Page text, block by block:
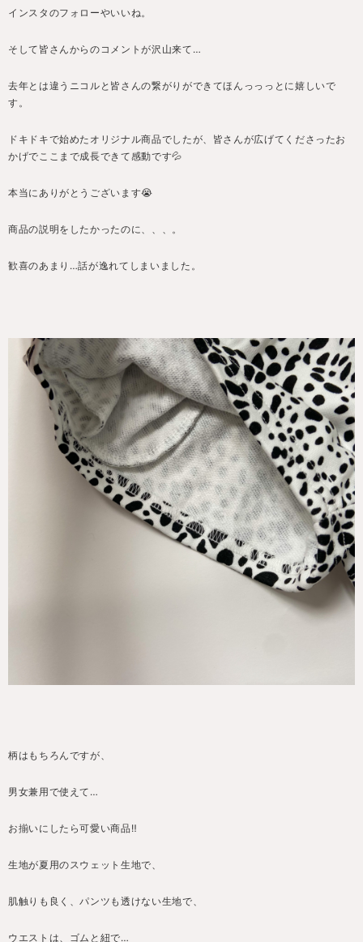
インスタのフォローやいいね。
そして皆さんからのコメントが沢山来て…
去年とは違うニコルと皆さんの繋がりができてほんっっっとに嬉しいで
す。
ドキドキで始めたオリジナル商品でしたが、皆さんが広げてくださったお
かげでここまで成長できて感動です💦
本当にありがとうございます😭
商品の説明をしたかったのに、、、。
歓喜のあまり…話が逸れてしまいました。
柄はもちろんですが、
男女兼用で使えて…
お揃いにしたら可愛い商品‼️
生地が夏用のスウェット生地で、
肌触りも良く、パンツも透けない生地で、
ウエストは、ゴムと紐で…